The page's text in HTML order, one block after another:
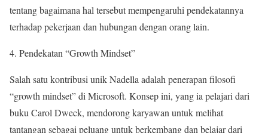
tentang bagaimana hal tersebut mempengaruhi pendekatannya
terhadap pekerjaan dan hubungan dengan orang lain.
4. Pendekatan “Growth Mindset”
Salah satu kontribusi unik Nadella adalah penerapan filosofi
“growth mindset” di Microsoft. Konsep ini, yang ia pelajari dari
buku Carol Dweck, mendorong karyawan untuk melihat
tantangan sebagai peluang untuk berkembang dan belajar dari